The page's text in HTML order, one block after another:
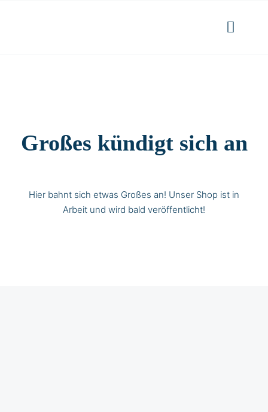
Großes kündigt sich an
Hier bahnt sich etwas Großes an! Unser Shop ist in
Arbeit und wird bald veröffentlicht!